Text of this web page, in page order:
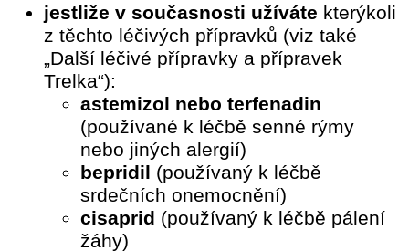
jestliže v současnosti užíváte kterýkoli
z těchto léčivých přípravků (viz také
„Další léčivé přípravky a přípravek
Trelka“):
astemizol nebo terfenadin
(používané k léčbě senné rýmy
nebo jiných alergií)
bepridil (používaný k léčbě
srdečních onemocnění)
cisaprid (používaný k léčbě pálení
žáhy)